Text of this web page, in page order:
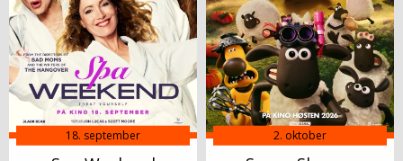
18. september 2. oktober